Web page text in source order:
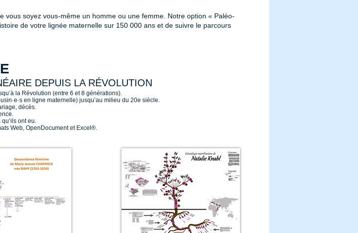
vous soyez vous-même un homme ou une femme. Notre option « Paléo-
de votre lignée maternelle sur 150 000 ans et de suivre le parcours
DEPUIS LA RÉVOLUTION
la Révolution (entre 6 et 8 générations).
en ligne maternelle) jusqu’au milieu du 20e siècle.
décès.
ont eu.
Web, OpenDocument et Excel®.